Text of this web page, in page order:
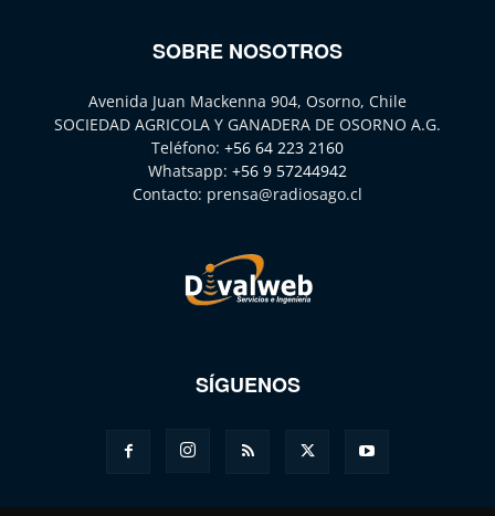
SOBRE NOSOTROS
Avenida Juan Mackenna 904, Osorno, Chile
SOCIEDAD AGRICOLA Y GANADERA DE OSORNO A.G.
Teléfono: +56 64 223 2160
Whatsapp: +56 9 57244942
Contacto: prensa@radiosago.cl
SÍGUENOS